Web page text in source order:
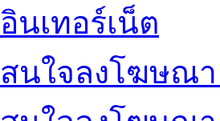
อินเทอร์เน็ต
สนใจลงโฆษณ